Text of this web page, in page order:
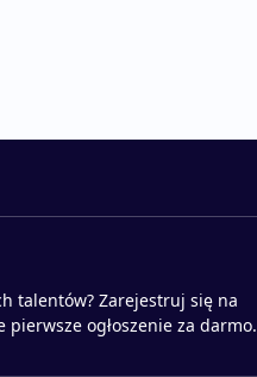
talentów? Zarejestruj się na
ogłoszenie za darmo.